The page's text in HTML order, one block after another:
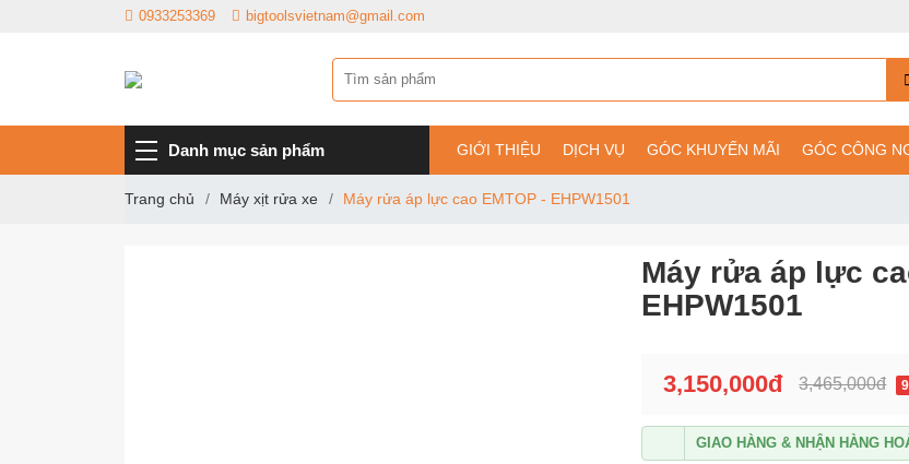
0933253369 bigtoolsvietnam@gmail.com
Danh mục sản phẩm GIỚI THIỆU DỊCH VỤ GÓC KHUYẾN MÃI GÓC CÔNG
Trang chủ Máy xịt rửa xe Máy rửa áp lực cao EMTOP - EHPW1501
Máy rửa áp lực
EHPW1501
3,150,000đ 3,465,000đ
GIAO HÀNG & NHẬN HÀNG